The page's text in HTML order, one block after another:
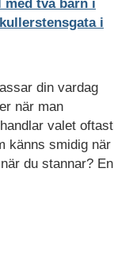
din vardag
när man
valet oftast
känns smidig när
du stannar? En